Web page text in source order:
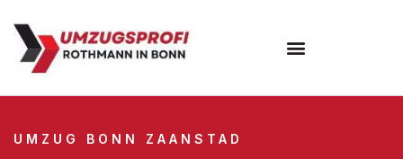
UMZUG BONN ZAANSTAD